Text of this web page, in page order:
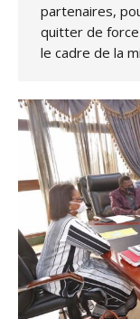
partenaires,
quitter de force
le cadre de la